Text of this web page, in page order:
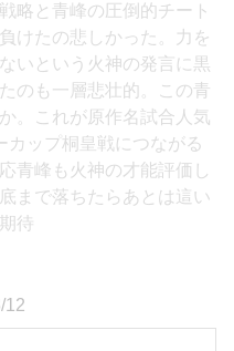
略と青峰の圧倒的チート
けたの悲しかった。力を
いという火神の発言に黒
のも一層悲壮的。この青
。これが原作名試合人気
カップ桐皇戦につながる
青峰も火神の才能評価し
まで落ちたらあとは這い
待
12